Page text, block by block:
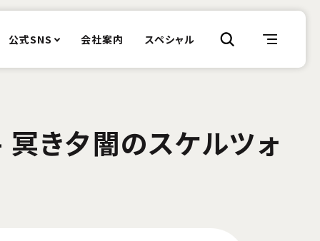
公式SNS 会社案内 スペシャル
冥き夕闇のスケルツォ